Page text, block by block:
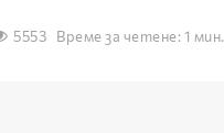
5553 Време за четене: 1 мин.